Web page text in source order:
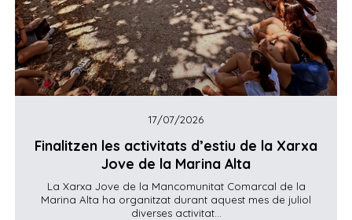
17/07/2026
Finalitzen les activitats d’estiu de la Xarxa
Jove de la Marina Alta
La Xarxa Jove de la Mancomunitat Comarcal de la
Marina Alta ha organitzat durant aquest mes de juliol
diverses activitat...